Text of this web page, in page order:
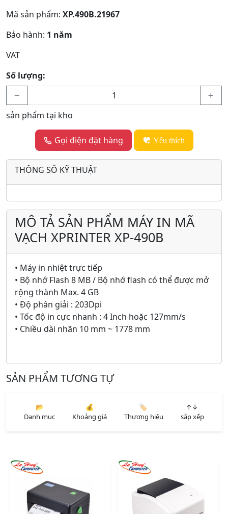
Mã sản phẩm: XP.490B.21967
Bảo hành: 1 năm
VAT
Số lượng:
sản phẩm tại kho
Gọi điện đặt hàng Yêu thích
THÔNG SỐ KỸ THUẬT
MÔ TẢ SẢN PHẨM MÁY IN MÃ
VẠCH XPRINTER XP-490B
• Máy in nhiệt trực tiếp
• Bộ nhớ Flash 8 MB / Bộ nhớ flash có thể được mở
rộng thành Max. 4 GB
• Độ phân giải : 203Dpi
• Tốc độ in cực nhanh : 4 Inch hoặc 127mm/s
• Chiều dài nhãn 10 mm ~ 1778 mm
SẢN PHẨM TƯƠNG TỰ
📂
Danh mục
💰
Khoảng giá
🏷️
Thương hiệu
↑↓
sắp xếp